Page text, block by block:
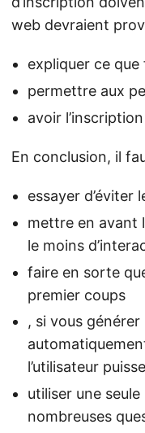
web devraient
expliquer ce
permettre aux
avoir
En conclusion, il
essayer d’éviter
mettre en avant
le moins
faire en sorte
premier coups
, si vous
l’utilisateur
utiliser une
nombreuses